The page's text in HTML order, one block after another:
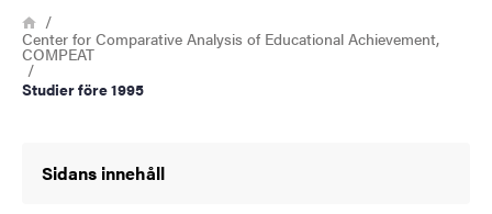
Om webbplatsen
Länkstig
Hem
Center for Comparative Analysis of Educational Achievement,
COMPEAT
Studier före 1995
Sidans innehåll